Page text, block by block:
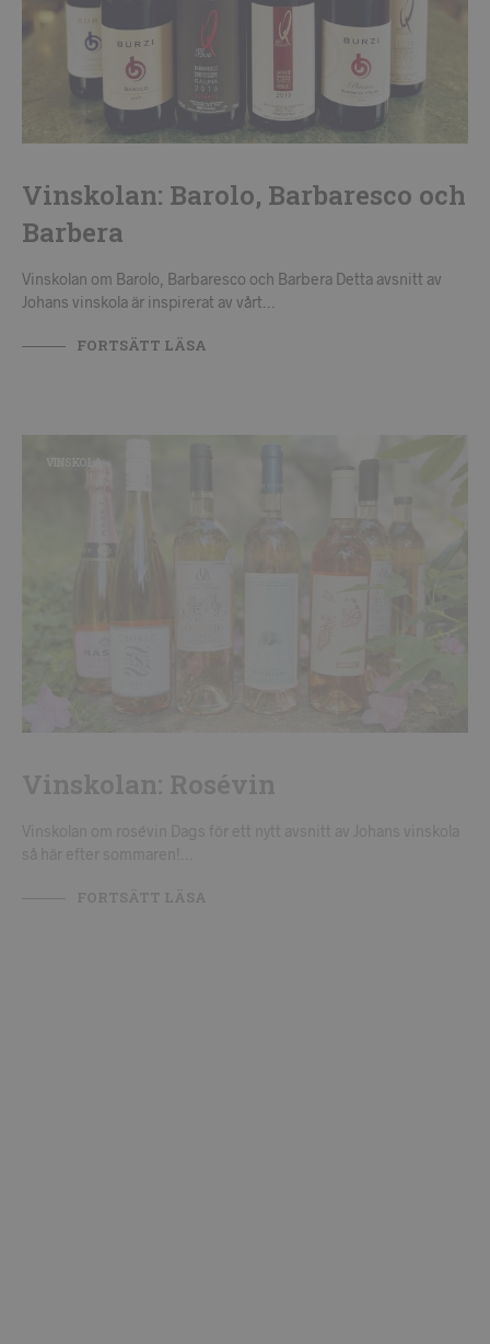
Vinskolan: Barolo, Barbaresco och
Barbera
Vinskolan om Barolo, Barbaresco och Barbera Detta avsnitt av
Johans vinskola är inspirerat av vårt…
FORTSÄTT LÄSA
VINSKOLA
Vinskolan: Rosévin
Vinskolan om rosévin Dags för ett nytt avsnitt av Johans vinskola
så här efter sommaren!…
FORTSÄTT LÄSA